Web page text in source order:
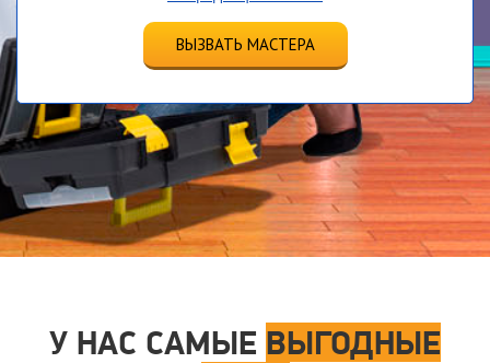
ВЫЗВАТЬ МАСТЕРА
У НАС САМЫЕ ВЫГОДНЫЕ